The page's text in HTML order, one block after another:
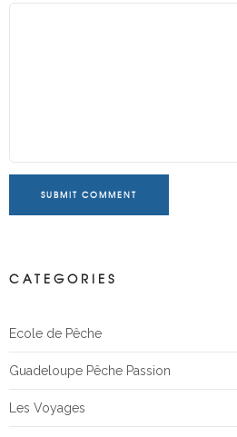
SUBMIT COMMENT
CATEGORIES
Ecole de Pêche
Guadeloupe Pêche Passion
Les Voyages